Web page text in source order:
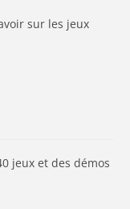
sur les jeux
jeux et des démos